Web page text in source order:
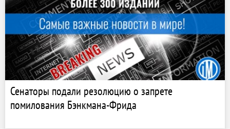
Сенаторы подали резолюцию о запрете
помилования Бэнкмана-Фрида